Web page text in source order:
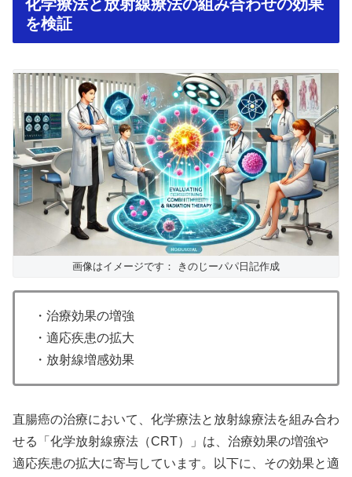
化学療法と放射線療法の組み合わせの効果
を検証
画像はイメージです： きのじーパパ日記作成
・治療効果の増強
・適応疾患の拡大
・放射線増感効果
直腸癌の治療において、化学療法と放射線療法を組み合わ
せる「化学放射線療法（CRT）」は、治療効果の増強や
適応疾患の拡大に寄与しています。以下に、その効果と適